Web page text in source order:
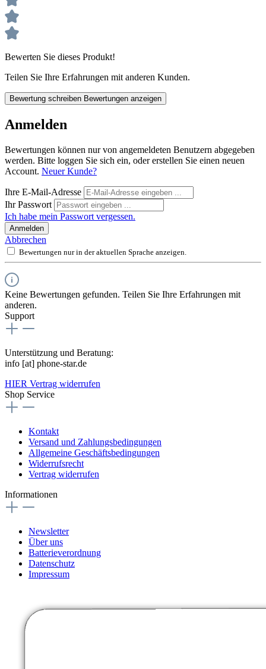
Bewerten Sie dieses Produkt!
Teilen Sie Ihre Erfahrungen mit anderen Kunden.
Bewertung schreiben Bewertungen anzeigen
Anmelden
Bewertungen können nur von angemeldeten Benutzern abgegeben
werden. Bitte loggen Sie sich ein, oder erstellen Sie einen neuen
Account. Neuer Kunde?
Ihre E-Mail-Adresse
Ihr Passwort
Ich habe mein Passwort vergessen.
Anmelden
Abbrechen
Bewertungen nur in der aktuellen Sprache anzeigen.
Keine Bewertungen gefunden. Teilen Sie Ihre Erfahrungen mit
anderen.
Support
Unterstützung und Beratung:
info [at] phone-star.de
HIER Vertrag widerrufen
Shop Service
Kontakt
Versand und Zahlungsbedingungen
Allgemeine Geschäftsbedingungen
Widerrufsrecht
Vertrag widerrufen
Informationen
Newsletter
Über uns
Batterieverordnung
Datenschutz
Impressum